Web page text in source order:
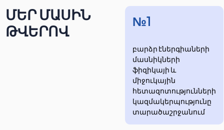
ՄԵՐ ՄԱՍԻՆ
ԹՎԵՐՈՎ
№1
բարձր էներգիաների
մասնիկների
ֆիզիկայի և
միջուկային
հետազոտությունների
​​​​կազմակերպությունը
տարածաշրջանում